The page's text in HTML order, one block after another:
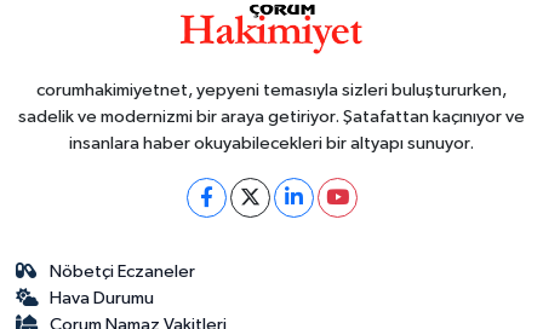
corumhakimiyetnet, yepyeni temasıyla sizleri buluştururken,
sadelik ve modernizmi bir araya getiriyor. Şatafattan kaçınıyor ve
insanlara haber okuyabilecekleri bir altyapı sunuyor.
Nöbetçi Eczaneler
Hava Durumu
Çorum Namaz Vakitleri